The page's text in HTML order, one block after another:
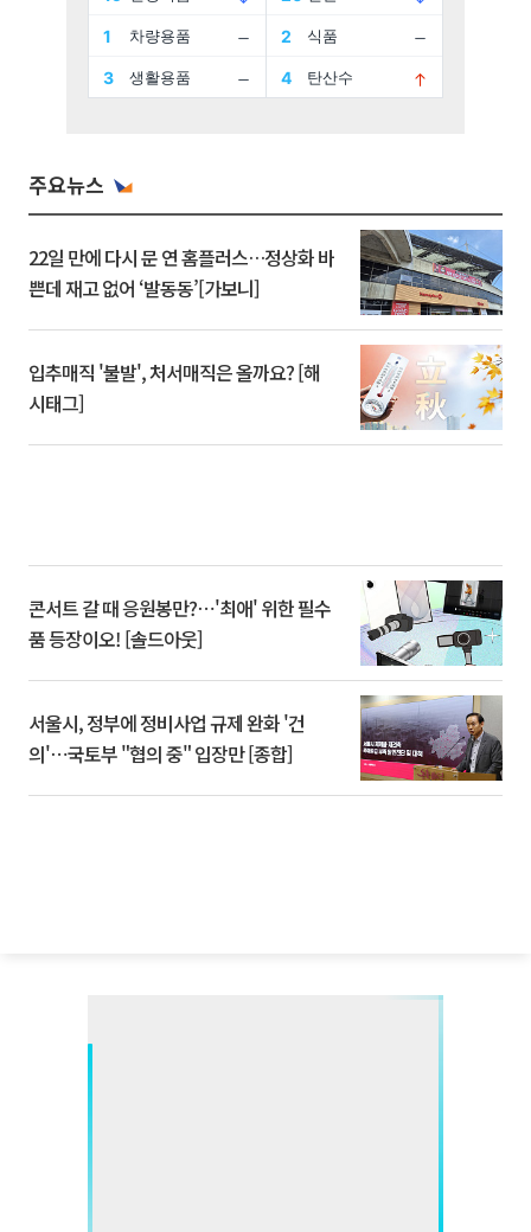
주요뉴스
22일 만에 다시 문 연 홈플러스…정상화 바
쁜데 재고 없어 ‘발동동’[가보니]
입추매직 '불발', 처서매직은 올까요? [해
시태그]
콘서트 갈 때 응원봉만?⋯'최애' 위한 필수
품 등장이오! [솔드아웃]
서울시, 정부에 정비사업 규제 완화 '건
의'⋯국토부 "협의 중" 입장만 [종합]